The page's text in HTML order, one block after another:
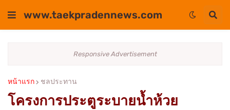
www.taekpradennews.com
Responsive Advertisement
หน้าแรก ชลประทาน
โครงการประตูระบายน้ำห้วย